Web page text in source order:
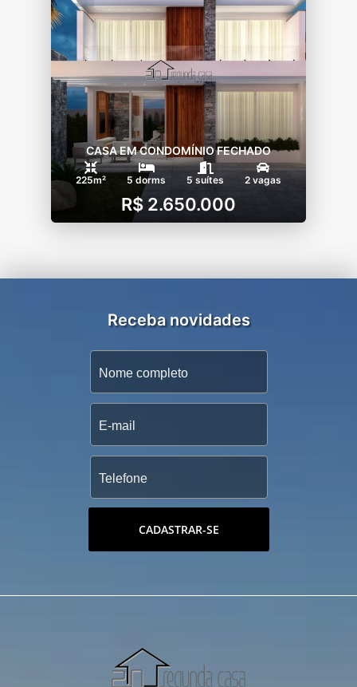
CASA EM CONDOMÍNIO FECHADO
225m² 5 dorms 5 suítes 2 vagas
R$ 2.650.000
Receba novidades
CADASTRAR-SE